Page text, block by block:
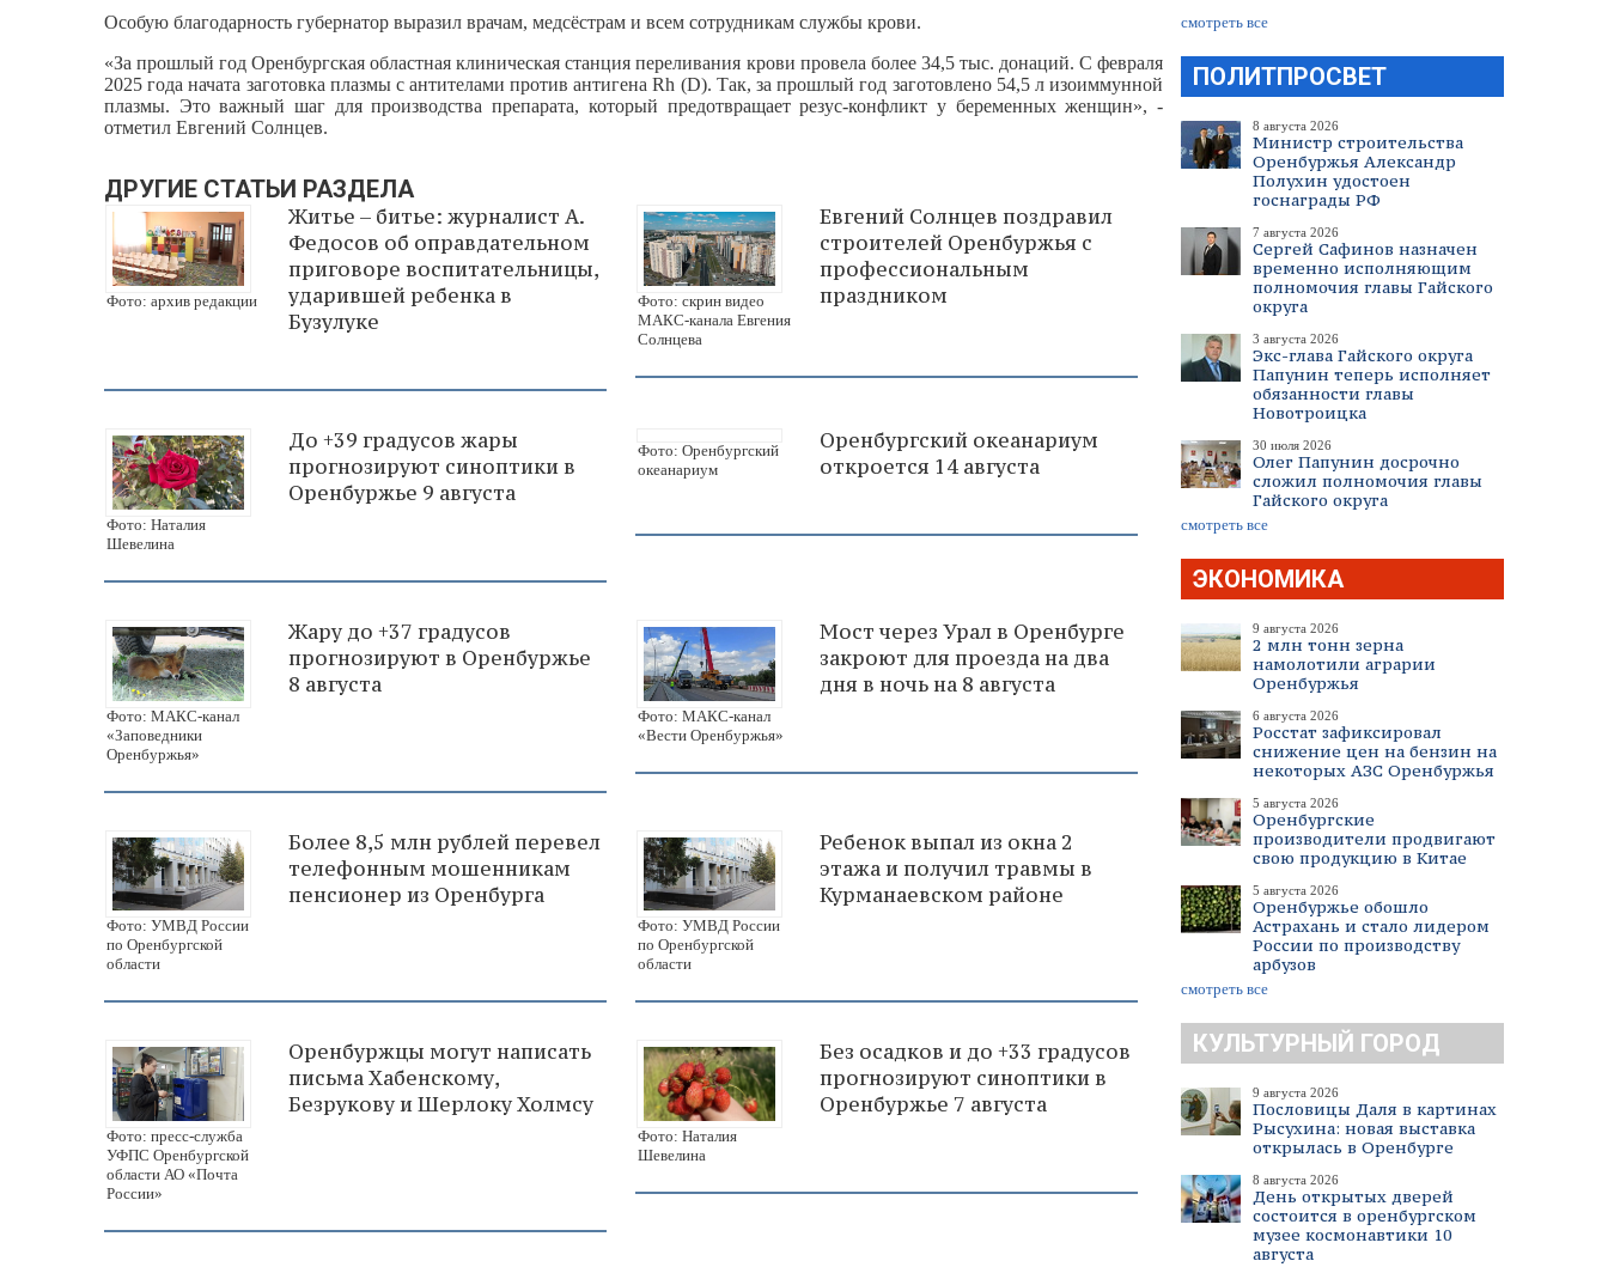
смотреть все
ПОЛИТПРОСВЕТ
8 августа 2026
Министр строительства
Оренбуржья Александр
Полухин удостоен
госнаграды РФ
7 августа 2026
Сергей Сафинов назначен
временно исполняющим
полномочия главы Гайского
округа
3 августа 2026
Экс-глава Гайского округа
Папунин теперь исполняет
обязанности главы
Новотроицка
30 июля 2026
Олег Папунин досрочно
сложил полномочия главы
Гайского округа
смотреть все
ЭКОНОМИКА
9 августа 2026
2 млн тонн зерна
намолотили аграрии
Оренбуржья
6 августа 2026
Росстат зафиксировал
снижение цен на бензин на
некоторых АЗС Оренбуржья
5 августа 2026
Оренбургские
производители продвигают
свою продукцию в Китае
5 августа 2026
Оренбуржье обошло
Астрахань и стало лидером
России по производству
арбузов
смотреть все
КУЛЬТУРНЫЙ ГОРОД
9 августа 2026
Пословицы Даля в картинах
Рысухина: новая выставка
открылась в Оренбурге
8 августа 2026
День открытых дверей
состоится в оренбургском
музее космонавтики 10
августа
Особую благодарность губернатор выразил врачам, медсёстрам и всем сотрудникам службы крови.
«За прошлый год Оренбургская областная клиническая станция переливания крови провела более 34,5 тыс. донаций. С февраля
2025 года начата заготовка плазмы с антителами против антигена Rh (D). Так, за прошлый год заготовлено 54,5 л изоиммунной
плазмы. Это важный шаг для производства препарата, который предотвращает резус-конфликт у беременных женщин», -
отметил Евгений Солнцев.
ДРУГИЕ СТАТЬИ РАЗДЕЛА
Фото: архив редакции
Житье – битье: журналист А.
Федосов об оправдательном
приговоре воспитательницы,
ударившей ребенка в
Бузулуке
Фото: скрин видео
МАКС-канала Евгения
Солнцева
Евгений Солнцев поздравил
строителей Оренбуржья с
профессиональным
праздником
Фото: Наталия
Шевелина
До +39 градусов жары
прогнозируют синоптики в
Оренбуржье 9 августа
Фото: Оренбургский
океанариум
Оренбургский океанариум
откроется 14 августа
Фото: МАКС-канал
«Заповедники
Оренбуржья»
Жару до +37 градусов
прогнозируют в Оренбуржье
8 августа
Фото: МАКС-канал
«Вести Оренбуржья»
Мост через Урал в Оренбурге
закроют для проезда на два
дня в ночь на 8 августа
Фото: УМВД России
по Оренбургской
области
Более 8,5 млн рублей перевел
телефонным мошенникам
пенсионер из Оренбурга
Фото: УМВД России
по Оренбургской
области
Ребенок выпал из окна 2
этажа и получил травмы в
Курманаевском районе
Фото: пресс-служба
УФПС Оренбургской
области АО «Почта
России»
Оренбуржцы могут написать
письма Хабенскому,
Безрукову и Шерлоку Холмсу
Фото: Наталия
Шевелина
Без осадков и до +33 градусов
прогнозируют синоптики в
Оренбуржье 7 августа